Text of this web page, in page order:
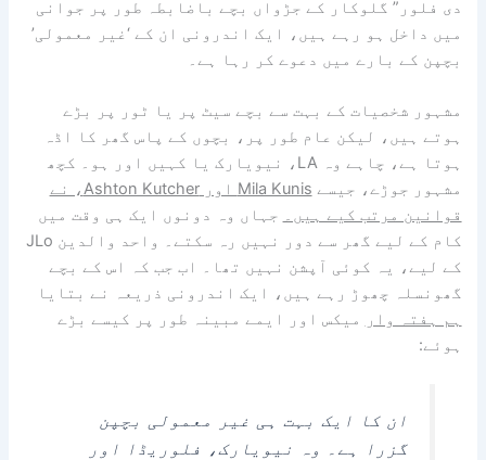
دی فلور” گلوکار کے جڑواں بچے باضابطہ طور پر جوانی
میں داخل ہو رہے ہیں، ایک اندرونی ان کے ‘غیر معمولی’
بچپن کے بارے میں دعوے کر رہا ہے۔
مشہور شخصیات کے بہت سے بچے سیٹ پر یا ٹور پر بڑے
ہوتے ہیں، لیکن عام طور پر، بچوں کے پاس گھر کا اڈہ
ہوتا ہے، چاہے وہ LA، نیویارک یا کہیں اور ہو۔ کچھ
مشہور جوڑے، جیسے
Mila Kunis اور Ashton Kutcher، نے
قوانین مرتب کیے ہیں۔ جہاں وہ دونوں ایک ہی وقت میں
کام کے لیے گھر سے دور نہیں رہ سکتے۔ واحد والدین JLo
کے لیے، یہ کوئی آپشن نہیں تھا۔ اب جب کہ اس کے بچے
گھونسلہ چھوڑ رہے ہیں، ایک اندرونی ذریعہ نے بتایا
ہم ہفتہ وار
میکس اور ایمے مبینہ طور پر کیسے بڑے
ہوئے:
ان کا ایک بہت ہی غیر معمولی بچپن
گزرا ہے۔ وہ نیویارک، فلوریڈا اور